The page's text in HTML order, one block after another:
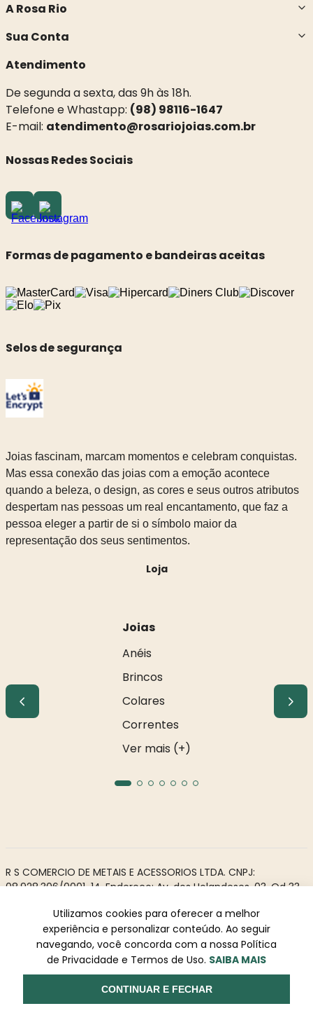
A Rosa Rio
Sua Conta
Atendimento
De segunda a sexta, das 9h às 18h.
Telefone e Whastapp: (98) 98116-1647
E-mail: atendimento@rosariojoias.com.br
Nossas Redes Sociais
Formas de pagamento e bandeiras aceitas
Selos de segurança
Joias fascinam, marcam momentos e celebram conquistas.
Mas essa conexão das joias com a emoção acontece
quando a beleza, o design, as cores e seus outros atributos
despertam nas pessoas um real encantamento, que faz a
pessoa eleger a partir de si o símbolo maior da
representação dos seus sentimentos.
Loja
Joias
Anéis
Brincos
Colares
Correntes
Ver mais (+)
R S COMERCIO DE METAIS E ACESSORIOS LTDA. CNPJ:
08.928.306/0001-14. Endereço: Av. dos Holandeses, 03, Qd 33,
Todos os direitos reservados à Rosa Rio - As informações não
podem ser reproduzidas total ou parcialmente sem
autorização prévia.
Powered by Desenvolvido
Utilizamos cookies para oferecer a melhor
experiência e personalizar conteúdo. Ao seguir
navegando, você concorda com a nossa Política
de Privacidade e Termos de Uso. SAIBA MAIS
CONTINUAR E FECHAR